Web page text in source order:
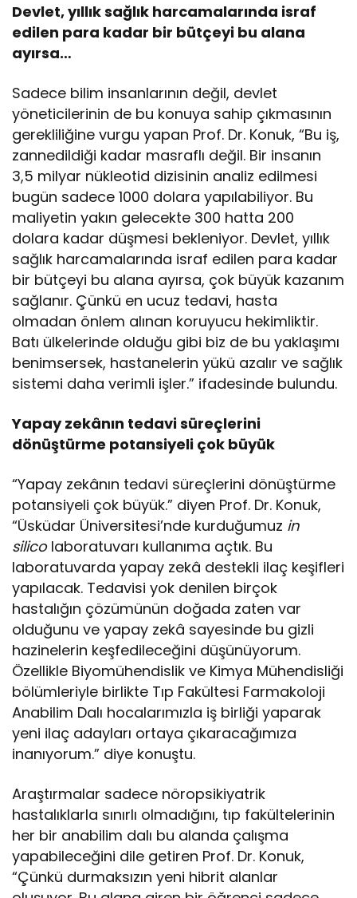
Devlet, yıllık sağlık harcamalarında israf
edilen para kadar bir bütçeyi bu alana
ayırsa…
Sadece bilim insanlarının değil, devlet
yöneticilerinin de bu konuya sahip çıkmasının
gerekliliğine vurgu yapan Prof. Dr. Konuk, “Bu iş,
zannedildiği kadar masraflı değil. Bir insanın
3,5 milyar nükleotid dizisinin analiz edilmesi
bugün sadece 1000 dolara yapılabiliyor. Bu
maliyetin yakın gelecekte 300 hatta 200
dolara kadar düşmesi bekleniyor. Devlet, yıllık
sağlık harcamalarında israf edilen para kadar
bir bütçeyi bu alana ayırsa, çok büyük kazanım
sağlanır. Çünkü en ucuz tedavi, hasta
olmadan önlem alınan koruyucu hekimliktir.
Batı ülkelerinde olduğu gibi biz de bu yaklaşımı
benimsersek, hastanelerin yükü azalır ve sağlık
sistemi daha verimli işler.” ifadesinde bulundu.
Yapay zekânın tedavi süreçlerini
dönüştürme potansiyeli çok büyük
“Yapay zekânın tedavi süreçlerini dönüştürme
potansiyeli çok büyük.” diyen Prof. Dr. Konuk,
“Üsküdar Üniversitesi’nde kurduğumuz in
silicolaboratuvarı kullanıma açtık. Bu
laboratuvarda yapay zekâ destekli ilaç keşifleri
yapılacak. Tedavisi yok denilen birçok
hastalığın çözümünün doğada zaten var
olduğunu ve yapay zekâ sayesinde bu gizli
hazinelerin keşfedileceğini düşünüyorum.
Özellikle Biyomühendislik ve Kimya Mühendisliği
bölümleriyle birlikte Tıp Fakültesi Farmakoloji
Anabilim Dalı hocalarımızla iş birliği yaparak
yeni ilaç adayları ortaya çıkaracağımıza
inanıyorum.” diye konuştu.
Araştırmalar sadece nöropsikiyatrik
hastalıklarla sınırlı olmadığını, tıp fakültelerinin
her bir anabilim dalı bu alanda çalışma
yapabileceğini dile getiren Prof. Dr. Konuk,
“Çünkü durmaksızın yeni hibrit alanlar